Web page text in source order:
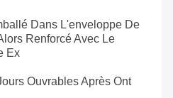
Dans L'enveloppe De
Renforcé Avec Le
Ex
Ouvrables Après Ont